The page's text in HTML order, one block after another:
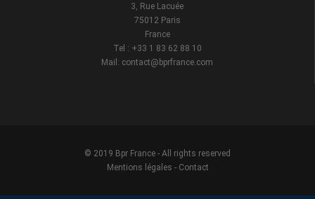
3, Rue Lacuée
75012 Paris
France
Tel : +33 1 83 62 88 10
Mail: contact@bprfrance.com
© 2019 Bpr France - All rights reserved
Mentions légales - Contact